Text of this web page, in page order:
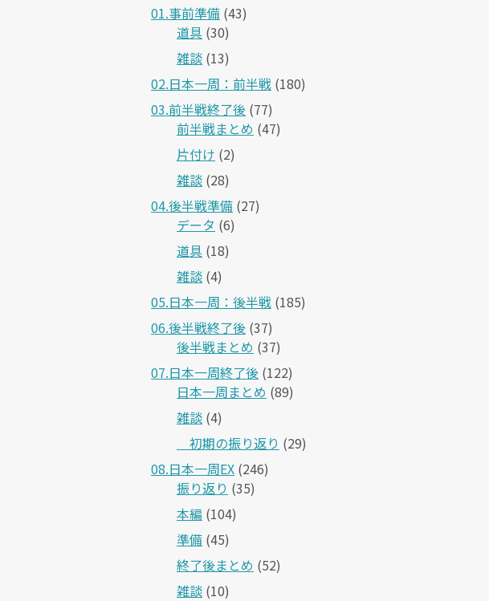
01.事前準備 (43)
道具 (30)
雑談 (13)
02.日本一周：前半戦 (180)
03.前半戦終了後 (77)
前半戦まとめ (47)
片付け (2)
雑談 (28)
04.後半戦準備 (27)
データ (6)
道具 (18)
雑談 (4)
05.日本一周：後半戦 (185)
06.後半戦終了後 (37)
後半戦まとめ (37)
07.日本一周終了後 (122)
日本一周まとめ (89)
雑談 (4)
＿初期の振り返り (29)
08.日本一周EX (246)
振り返り (35)
本編 (104)
準備 (45)
終了後まとめ (52)
雑談 (10)